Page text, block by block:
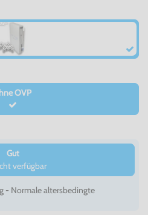
OVP
Gut
verfügbar
- Normale altersbedingte